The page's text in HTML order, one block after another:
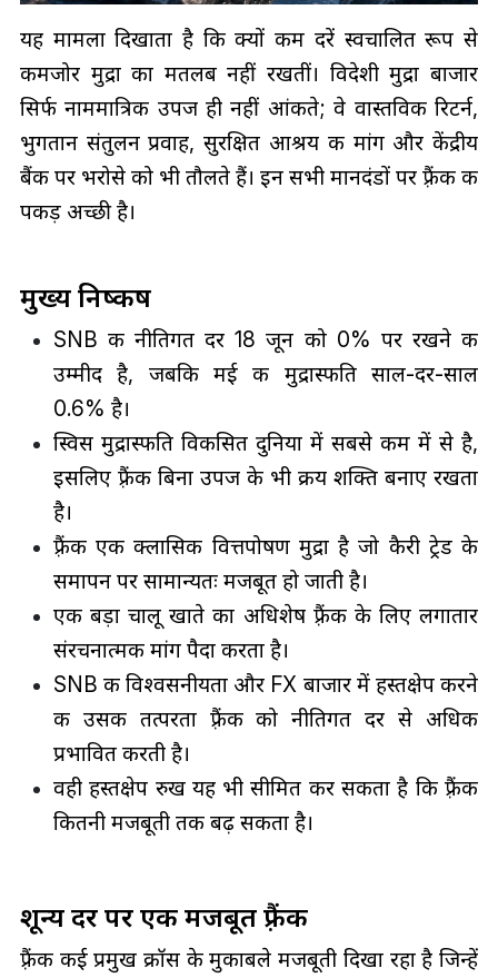
यह मामला दिखाता है कि क्यों कम दरें स्वचालित रूप से
कमजोर मुद्रा का मतलब नहीं रखतीं। विदेशी मुद्रा बाजार
सिर्फ नाममात्रिक उपज ही नहीं आंकते; वे वास्तविक रिटर्न,
भुगतान संतुलन प्रवाह, सुरक्षित आश्रय की मांग और केंद्रीय
बैंक पर भरोसे को भी तौलते हैं। इन सभी मानदंडों पर फ़्रैंक की
पकड़ अच्छी है।
मुख्य निष्कर्ष
SNB की नीतिगत दर 18 जून को 0% पर रखने की
उम्मीद है, जबकि मई की मुद्रास्फीति साल-दर-साल
0.6% है।
स्विस मुद्रास्फीति विकसित दुनिया में सबसे कम में से है,
इसलिए फ़्रैंक बिना उपज के भी क्रय शक्ति बनाए रखता
है।
फ़्रैंक एक क्लासिक वित्तपोषण मुद्रा है जो कैरी ट्रेड के
समापन पर सामान्यतः मजबूत हो जाती है।
एक बड़ा चालू खाते का अधिशेष फ़्रैंक के लिए लगातार
संरचनात्मक मांग पैदा करता है।
SNB की विश्वसनीयता और FX बाजार में हस्तक्षेप करने
की उसकी तत्परता फ़्रैंक को नीतिगत दर से अधिक
प्रभावित करती है।
वही हस्तक्षेप रुख यह भी सीमित कर सकता है कि फ़्रैंक
कितनी मजबूती तक बढ़ सकता है।
शून्य दर पर एक मजबूत फ़्रैंक
फ़्रैंक कई प्रमुख क्रॉस के मुकाबले मजबूती दिखा रहा है जिन्हें